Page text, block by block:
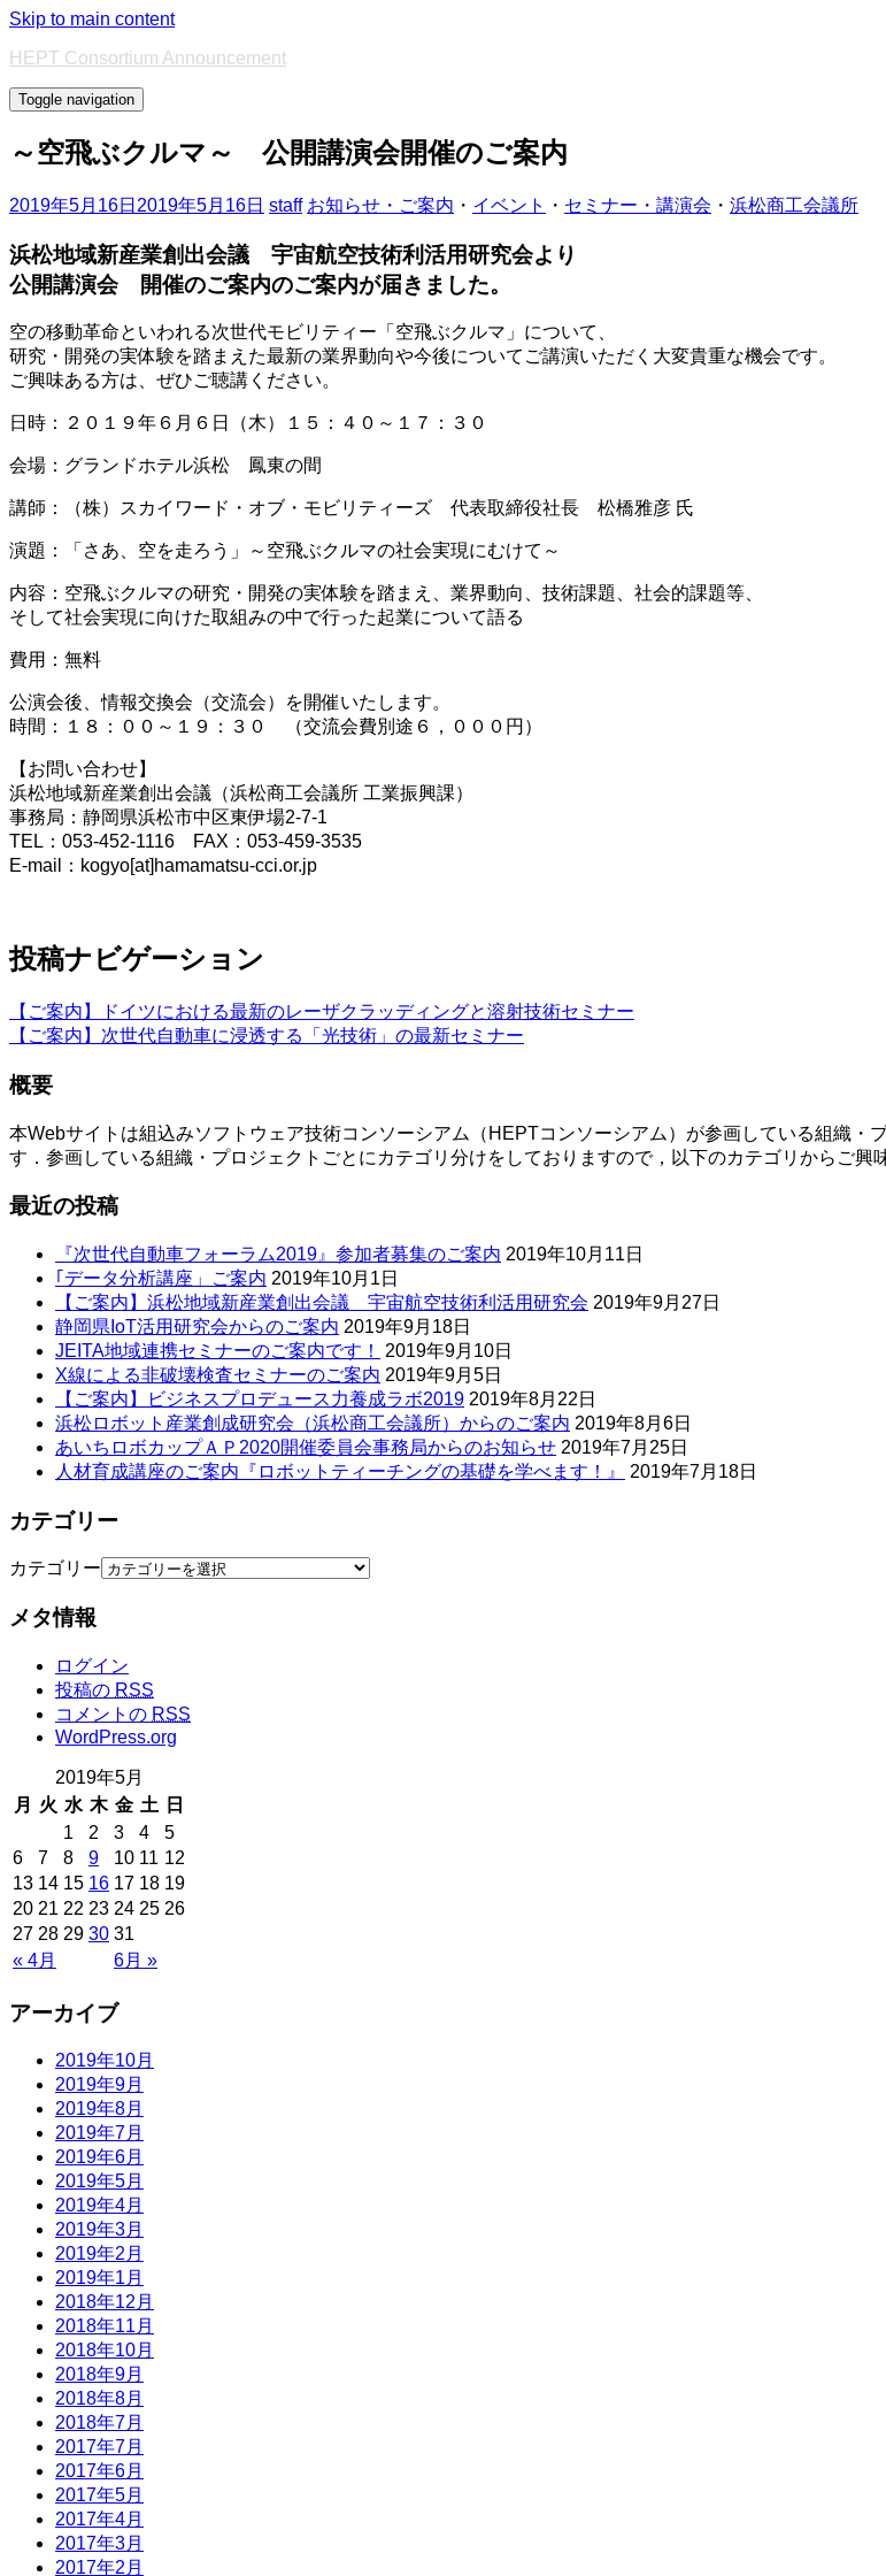
Skip to main content
HEPT Consortium Announcement
Toggle navigation
～空飛ぶクルマ～ 公開講演会開催のご案内
2019年5月16日 2019年5月16日 staff お知らせ・ご案内 ・ イベント ・ セミナー・講演会 ・ 浜松商工会議所
浜松地域新産業創出会議 宇宙航空技術利活用研究会より
公開講演会 開催のご案内のご案内が届きました。
空の移動革命といわれる次世代モビリティー「空飛ぶクルマ」について、
研究・開発の実体験を踏まえた最新の業界動向や今後についてご講演いただく大変貴重な機会です。
ご興味ある方は、ぜひご聴講ください。
日時：２０１９年６月６日（木）１５：４０～１７：３０
会場：グランドホテル浜松 鳳東の間
講師：（株）スカイワード・オブ・モビリティーズ 代表取締役社長 松橋雅彦 氏
演題：「さあ、空を走ろう」～空飛ぶクルマの社会実現にむけて～
内容：空飛ぶクルマの研究・開発の実体験を踏まえ、業界動向、技術課題、社会的課題等、
そして社会実現に向けた取組みの中で行った起業について語る
費用：無料
公演会後、情報交換会（交流会）を開催いたします。
時間：１８：００～１９：３０ （交流会費別途６，０００円）
【お問い合わせ】
浜松地域新産業創出会議（浜松商工会議所 工業振興課）
事務局：静岡県浜松市中区東伊場2-7-1
TEL：053-452-1116 FAX：053-459-3535
E-mail： kogyo[at]hamamatsu-cci.or.jp
投稿ナビゲーション
【ご案内】ドイツにおける最新のレーザクラッディングと溶射技術セミナー
【ご案内】次世代自動車に浸透する「光技術」の最新セミナー
概要
本Webサイトは組込みソフトウェア技術コンソーシアム（HEPTコンソーシアム）が参画している組織
す．参画している組織・プロジェクトごとにカテゴリ分けをしておりますので，以下のカテゴリからご興
最近の投稿
『次世代自動車フォーラム2019』参加者募集のご案内 2019年10月11日
｢データ分析講座」ご案内 2019年10月1日
【ご案内】浜松地域新産業創出会議 宇宙航空技術利活用研究会 2019年9月27日
静岡県IoT活用研究会からのご案内 2019年9月18日
JEITA地域連携セミナーのご案内です！
2019年9月10日
X線による非破壊検査セミナーのご案内 2019年9月5日
【ご案内】ビジネスプロデュース力養成ラボ2019 2019年8月22日
浜松ロボット産業創成研究会（浜松商工会議所）からのご案内 2019年8月6日
あいちロボカップＡＰ2020開催委員会事務局からのお知らせ 2019年7月25日
人材育成講座のご案内『ロボットティーチングの基礎を学べます！』
2019年7月18日
カテゴリー
カテゴリー
メタ情報
ログイン
投稿の RSS
コメントの RSS
WordPress.org
2019年5月
月
火 水 木 金 土 日
« 4月 6月 »
1 2 3 4
5
6
7 8 9 10 11 12
13 14 15 16 17 18 19
20 21 22 23 24 25 26
27 28 29 30 31
アーカイブ
2019年10月
2019年9月
2019年8月
2019年7月
2019年6月
2019年5月
2019年4月
2019年3月
2019年2月
2019年1月
2018年12月
2018年11月
2018年10月
2018年9月
2018年8月
2018年7月
2017年7月
2017年6月
2017年5月
2017年4月
2017年3月
2017年2月